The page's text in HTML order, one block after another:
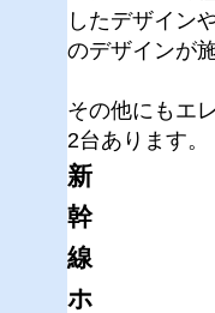
したデザイン
のデザインが
その他にもエ
2台あります。
新
幹
線
ホ